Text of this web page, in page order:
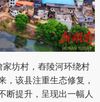
家坊村，舂陵河环绕村
，该县注重生态修复，
断提升，呈现出一幅人